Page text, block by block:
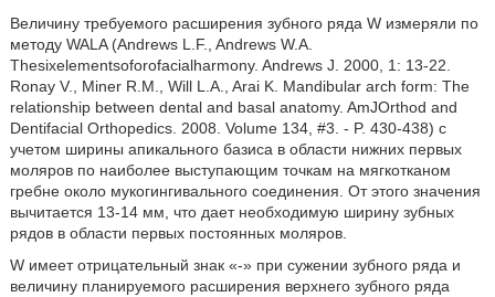
Величину требуемого расширения зубного ряда W измеряли по
методу WALA (Andrews L.F., Andrews W.A.
Thesixelementsoforofacialharmony. Andrews J. 2000, 1: 13-22.
Ronay V., Miner R.M., Will L.A., Arai K. Mandibular arch form: The
relationship between dental and basal anatomy. AmJOrthod and
Dentifacial Orthopedics. 2008. Volume 134, #3. - P. 430-438) с
учетом ширины апикального базиса в области нижних первых
моляров по наиболее выступающим точкам на мягкотканом
гребне около мукогингивального соединения. От этого значения
вычитается 13-14 мм, что дает необходимую ширину зубных
рядов в области первых постоянных моляров.
W имеет отрицательный знак «-» при сужении зубного ряда и
величину планируемого расширения верхнего зубного ряда